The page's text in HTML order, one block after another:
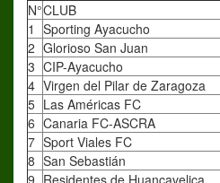
N°CLUB
1 Sporting Ayacucho
2 Glorioso San Juan
3 CIP-Ayacucho
4 Virgen del Pilar de Zaragoza
5 Las Américas FC
6 Canaria FC-ASCRA
7 Sport Viales FC
8 San Sebastián
9 Residentes de Huancavelica